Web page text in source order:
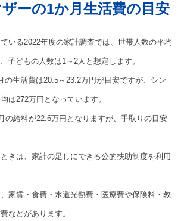
ーの1か月生活費の目安
いる2022年度の家計調査では、世帯人数の平均
子どもの人数は1～2人と想定します。
の生活費は20.5～23.2万円が目安ですが、シン
は272万円となっています。
の給料が22.6万円となりますが、手取りの目安
きは、家計の足しにできる公的扶助制度を利用
家賃・食費・水道光熱費・医療費や保険料・教
などがあります。